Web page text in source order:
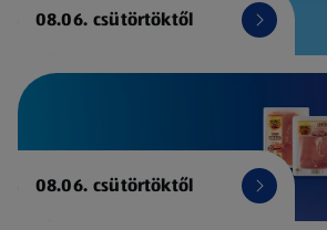
08.06. csütörtöktől
08.06. csütörtöktől